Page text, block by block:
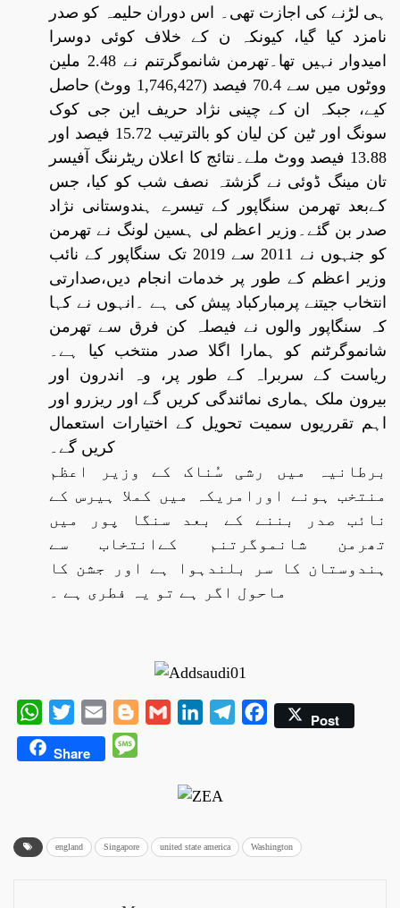
ہی لڑنے کی اجازت تھی۔ اس دوران حلیمہ کو صدر
نامزد کیا گیا، کیونکہ ن کے خلاف کوئی دوسرا
امیدوار نہیں تھا۔تھرمن شانموگرتنم نے 2.48 ملین
ووٹوں میں سے 70.4 فیصد (1,746,427 ووٹ) حاصل
کیے، جبکہ ان کے چینی نژاد حریف این جی کوک
سونگ اور ٹین کن لیان کو بالترتیب 15.72 فیصد اور
13.88 فیصد ووٹ ملے۔نتائج کا اعلان ریٹرننگ آفیسر
تان مینگ ڈوئی نے گزشتہ نصف شب کو کیا، جس
کےبعد تھرمن سنگاپور کے تیسرے ہندوستانی نژاد
صدر بن گئے۔وزیر اعظم لی ہسین لونگ نے تھرمن
کو جنہوں نے 2011 سے 2019 تک سنگاپور کے نائب
وزیر اعظم کے طور پر خدمات انجام دیں،صدارتی
انتخاب جیتنے پرمبارکباد پیش کی ہے ۔انہوں نے کہا
کہ سنگاپور والوں نے فیصلہ کن فرق سے تھرمن
شانموگرٹنم کو ہمارا اگلا صدر منتخب کیا ہے۔
ریاست کے سربراہ کے طور پر، وہ اندرون اور
بیرون ملک ہماری نمائندگی کریں گے اور ریزرو اور
اہم تقرریوں سمیت تحویل کے اختیارات استعمال
کریں گے۔
برطانیہ میں رشی سُناک کے وزیر اعظم
منتخب ہونے اورامریکہ میں کملا ہیرس کے
نائب صدر بننے کے بعد سنگا پور میں
تھرمن شانموگرتنم کےانتخاب سے
ہندوستان کا سر بلندہوا ہے اور جشن کا
ماحول اگر ہے تو یہ فطری ہے ۔
WhatsApp
Twitter Email BloggerGmail LinkedInTelegramFacebookPost
Share
england Singapore united state america Washington